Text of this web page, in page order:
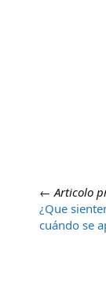
← Articolo
¿Que
cuándo se